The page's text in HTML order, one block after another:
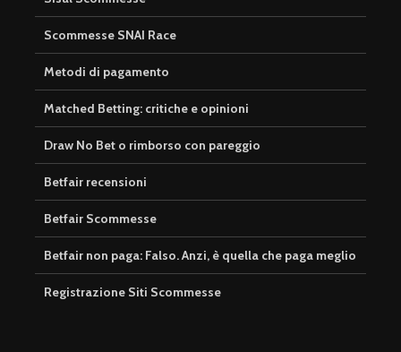
Scommesse SNAI Race
Metodi di pagamento
Matched Betting: critiche e opinioni
Draw No Bet o rimborso con pareggio
Betfair recensioni
Betfair Scommesse
Betfair non paga: Falso. Anzi, è quella che paga meglio
Registrazione Siti Scommesse